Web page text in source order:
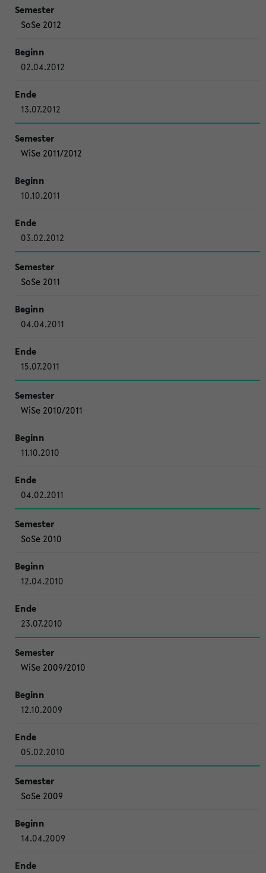
SoSe 2012
02.04.2012
13.07.2012
WiSe 2011/2012
10.10.2011
03.02.2012
SoSe 2011
04.04.2011
15.07.2011
WiSe 2010/2011
11.10.2010
04.02.2011
SoSe 2010
12.04.2010
23.07.2010
WiSe 2009/2010
12.10.2009
05.02.2010
SoSe 2009
14.04.2009